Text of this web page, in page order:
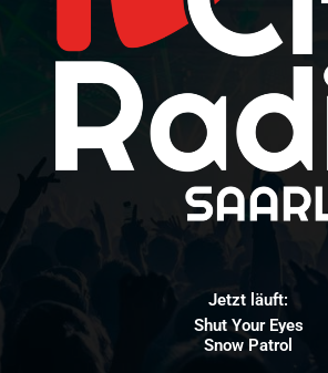
Jetzt läuft:
Shut Your Eyes
Snow Patrol